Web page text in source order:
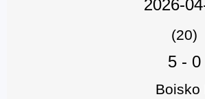
2026-
(20)
5 - 0
Boisko